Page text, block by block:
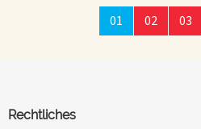
01 02 03
Rechtliches